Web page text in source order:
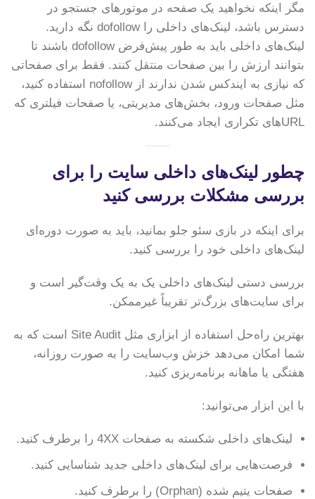
مگر اینکه نخواهید یک صفحه در موتورهای جستجو در
دسترس باشد، لینک‌های داخلی را dofollow نگه دارید.
لینک‌های داخلی باید به طور پیش‌فرض dofollow باشند تا
بتوانند ارزش را بین صفحات منتقل کنند. فقط برای صفحاتی
که نیازی به ایندکس شدن ندارند از nofollow استفاده کنید،
مثل صفحات ورود، بخش‌های مدیریتی، یا صفحات فیلتری که
URLهای تکراری ایجاد می‌کنند.
چطور لینک‌های داخلی سایت را برای
بررسی مشکلات بررسی کنید
برای اینکه در بازی سئو جلو بمانید، باید به صورت دوره‌ای
لینک‌های داخلی خود را بررسی کنید.
بررسی دستی لینک‌های داخلی یک به یک وقت‌گیر است و
برای سایت‌های بزرگ‌تر تقریباً غیرممکن.
بهترین راه‌حل استفاده از ابزاری مثل Site Audit است که به
شما امکان می‌دهد خزش وب‌سایت را به صورت روزانه،
هفتگی یا ماهانه برنامه‌ریزی کنید.
با این ابزار می‌توانید:
لینک‌های داخلی شکسته به صفحات 4XX را برطرف کنید.
فرصت‌هایی برای لینک‌های داخلی جدید شناسایی کنید.
صفحات یتیم شده (Orphan) را برطرف کنید.